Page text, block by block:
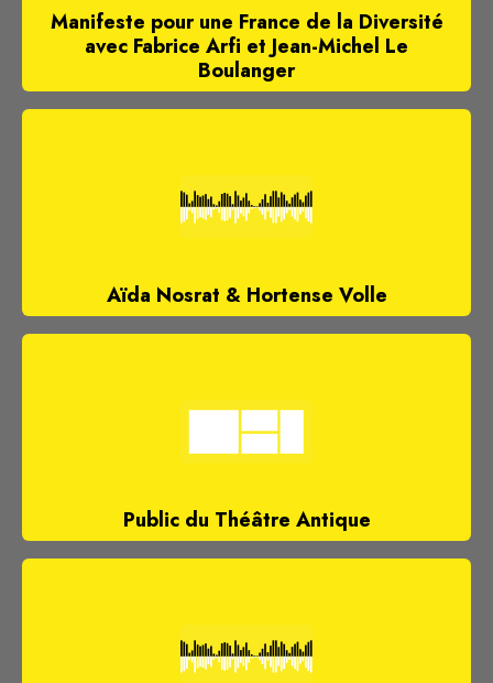
Manifeste pour une France de la Diversité
avec Fabrice Arfi et Jean-Michel Le
Boulanger
Aïda Nosrat & Hortense Volle
Public du Théâtre Antique